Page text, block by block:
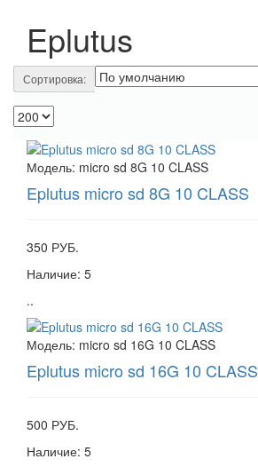
Eplutus
Сортировка:
Модель: micro sd 8G 10 CLASS
Eplutus micro sd 8G 10 CLASS
350 РУБ.
Наличие: 5
..
Модель: micro sd 16G 10 CLASS
Eplutus micro sd 16G 10 CLASS
500 РУБ.
Наличие: 5